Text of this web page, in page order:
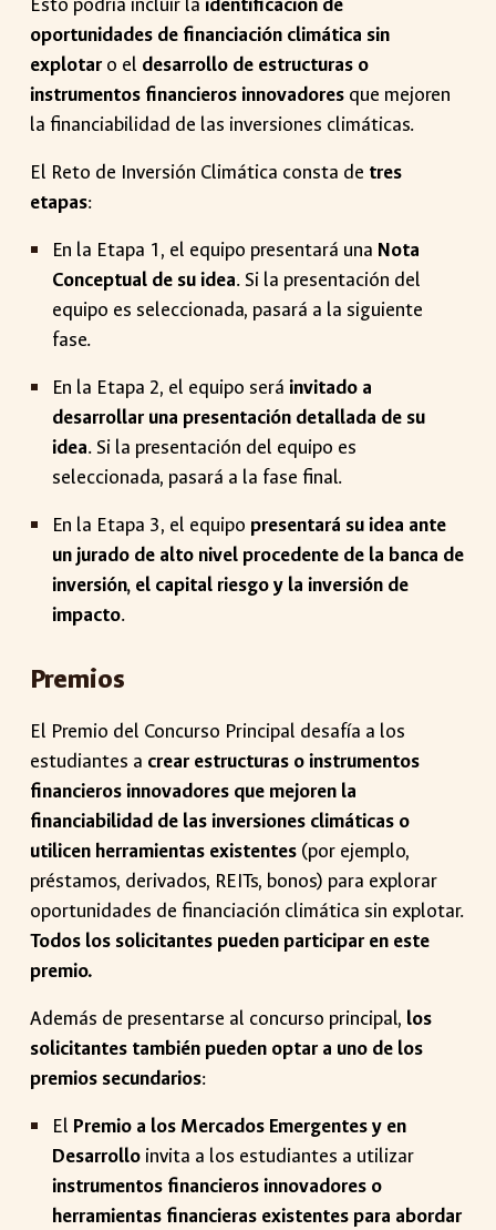
oportunidades de financiación climática sin
explotaro el desarrollo de estructuras o
instrumentos financieros innovadores que mejoren
la financiabilidad de las inversiones climáticas.
El Reto de Inversión Climática consta de tres
etapas:
En la Etapa 1, el equipo presentará una Nota
Conceptual de su idea. Si la presentación del
equipo es seleccionada, pasará a la siguiente
fase.
En la Etapa 2, el equipo seráinvitado a
desarrollar una presentación detallada de su
idea. Si la presentación del equipo es
seleccionada, pasará a la fase final.
En la Etapa 3, el equipo presentará su idea ante
un jurado de alto nivel procedente de la banca de
inversión, el capital riesgo y la inversión de
impacto.
Premios
El Premio del Concurso Principal desafía a los
estudiantes a crear estructuras o instrumentos
financieros innovadores que mejoren la
financiabilidad de las inversiones climáticas o
utilicen herramientas existentes (por ejemplo,
préstamos, derivados, REITs, bonos) para explorar
oportunidades de financiación climática sin explotar.
Todos los solicitantes pueden participar en este
premio.
Además de presentarse al concurso principal, los
solicitantes también pueden optar a uno de los
premios secundarios:
El Premio a los Mercados Emergentes y en
Desarrollo invita a los estudiantes a utilizar
instrumentos financieros innovadores o
herramientas financieras existentes para abordar